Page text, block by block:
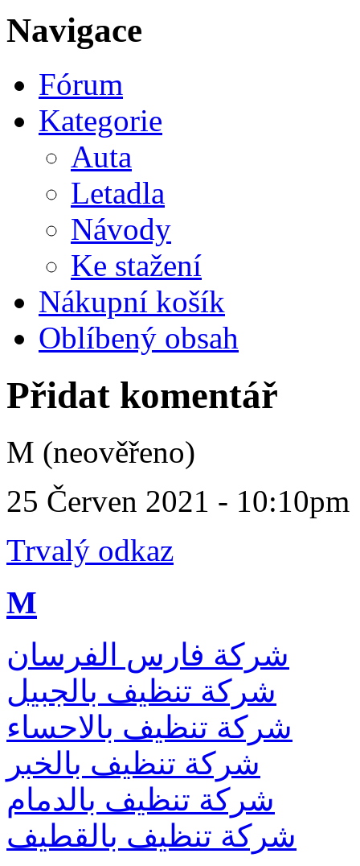
Navigace
Fórum
Kategorie
Auta
Letadla
Návody
Ke stažení
Nákupní košík
Oblíbený obsah
Přidat komentář
M (neověřeno)
25 Červen 2021 - 10:10pm
Trvalý odkaz
M
شركة فارس الفرسان
شركة تنظيف بالجبيل
شركة تنظيف بالاحساء
شركة تنظيف بالخبر
شركة تنظيف بالدمام
شركة تنظيف بالقطيف